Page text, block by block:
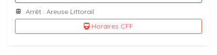
Arrêt : Areuse Littorail
Horaires CFF